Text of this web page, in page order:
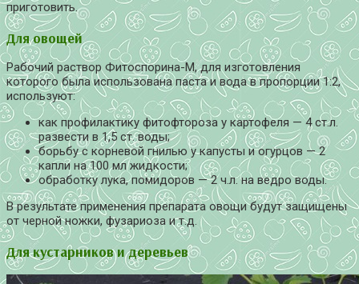
приготовить.
Для овощей
Рабочий раствор Фитоспорина-М, для изготовления
которого была использована паста и вода в пропорции 1:2,
используют:
как профилактику фитофтороза у картофеля — 4 ст.л.
развести в 1,5 ст. воды;
борьбу с корневой гнилью у капусты и огурцов — 2
капли на 100 мл жидкости;
обработку лука, помидоров — 2 ч.л. на ведро воды.
В результате применения препарата овощи будут защищены
от черной ножки, фузариоза и т.д.
Для кустарников и деревьев